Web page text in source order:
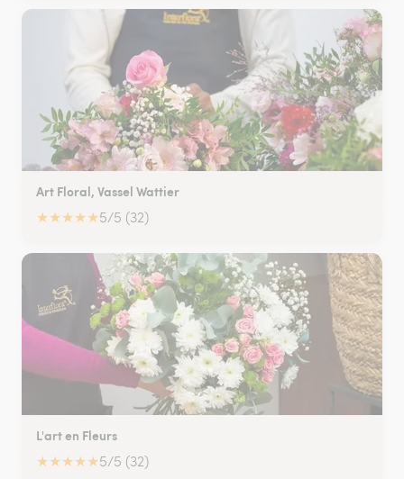
Art Floral, Vassel Wattier
★★★★★5/5 (32)
L'art en Fleurs
★★★★★5/5 (32)